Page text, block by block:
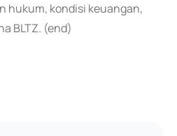
hukum, kondisi keuangan,
BLTZ. (end)